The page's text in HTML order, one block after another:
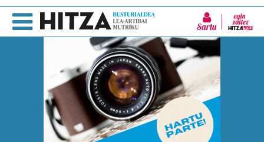
Sartu